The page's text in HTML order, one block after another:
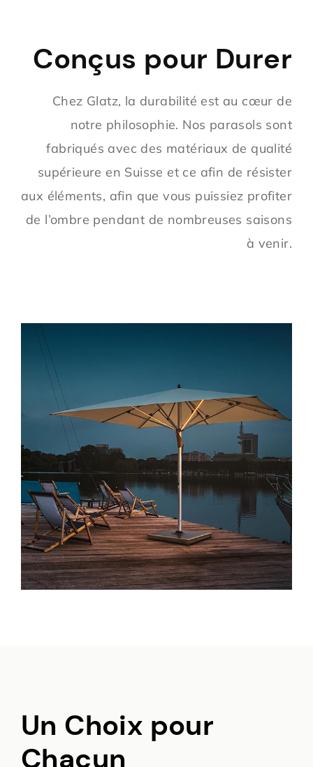
Conçus pour Durer
Chez Glatz, la durabilité est au cœur de
notre philosophie. Nos parasols sont
fabriqués avec des matériaux de qualité
supérieure en Suisse et ce afin de résister
aux éléments, afin que vous puissiez profiter
de l’ombre pendant de nombreuses saisons
à venir.
Un Choix pour
Chacun